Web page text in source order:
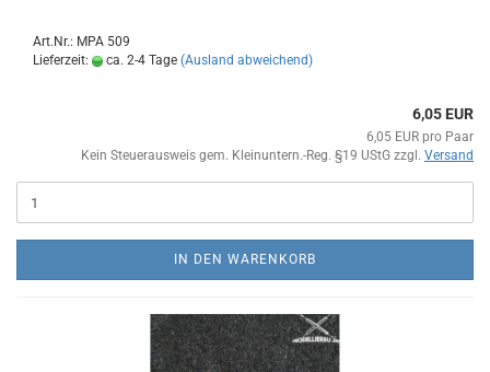
Art.Nr.: MPA 509
Lieferzeit:
ca. 2-4 Tage (Ausland abweichend)
6,05 EUR
6,05 EUR pro Paar
Kein Steuerausweis gem. Kleinuntern.-Reg. §19 UStG zzgl. Versand
IN DEN WARENKORB